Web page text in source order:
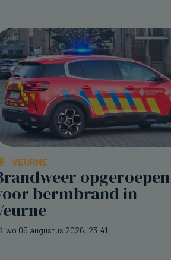
VEURNE
opgeroepen
bermbrand in
wo 05 augustus 2026, 23:41